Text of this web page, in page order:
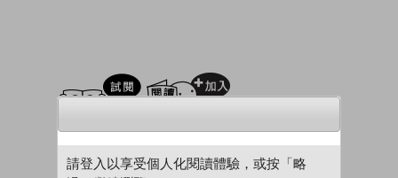
試閲
加入／閱讀電子書
請登入以享受個人化閱讀體驗，或按「略